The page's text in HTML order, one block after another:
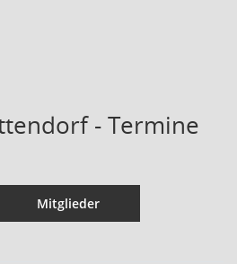
- Termine
Mitglieder